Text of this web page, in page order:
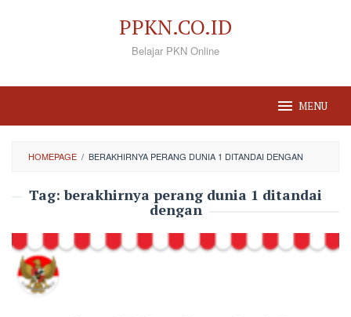
PPKN.CO.ID
Belajar PKN Online
MENU
HOMEPAGE / BERAKHIRNYA PERANG DUNIA 1 DITANDAI DENGAN
Tag:berakhirnya perang dunia 1 ditandai
dengan